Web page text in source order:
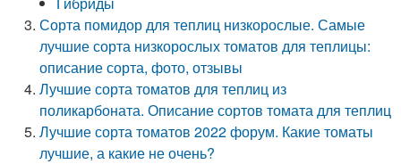
Сорта помидор для теплиц низкорослые. Самые
лучшие сорта низкорослых томатов для теплицы:
описание сорта, фото, отзывы
Лучшие сорта томатов для теплиц из
поликарбоната. Описание сортов томата для теплиц
Лучшие сорта томатов 2022 форум. Какие томаты
лучшие, а какие не очень?